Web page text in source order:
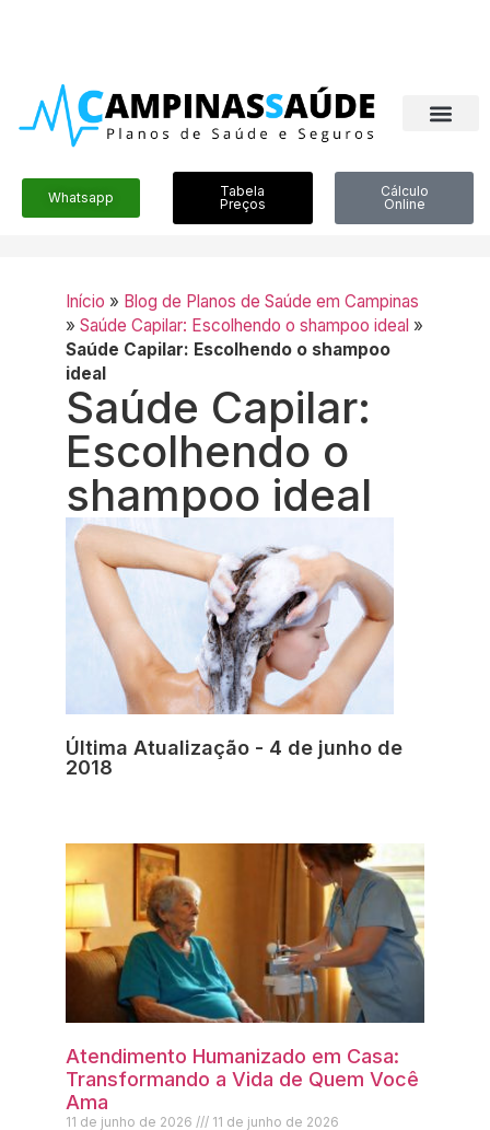
Whatsapp
Tabela
Preços
Cálculo
Online
Início » Blog de Planos de Saúde em Campinas
» Saúde Capilar: Escolhendo o shampoo ideal »
Saúde Capilar: Escolhendo o shampoo
ideal
Saúde Capilar:
Escolhendo o
shampoo ideal
Última Atualização - 4 de junho de
2018
Atendimento Humanizado em Casa:
Transformando a Vida de Quem Você
Ama
11 de junho de 2026 11 de junho de 2026